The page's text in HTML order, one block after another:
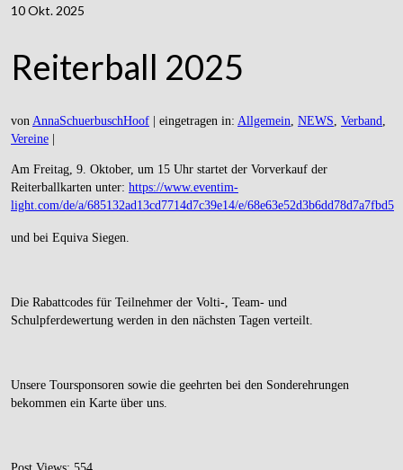
10Okt. 2025
Reiterball 2025
von AnnaSchuerbuschHoof eingetragen in: Allgemein, NEWS, Verband,
Vereine
Am Freitag, 9. Oktober, um 15 Uhr startet der Vorverkauf der
Reiterballkarten unter: https://www.eventim-
light.com/de/a/685132ad13cd7714d7c39e14/e/68e63e52d3b6dd78d7a7fbd5
und bei Equiva Siegen.
Die Rabattcodes für Teilnehmer der Volti-, Team- und
Schulpferdewertung werden in den nächsten Tagen verteilt.
Unsere Toursponsoren sowie die geehrten bei den Sonderehrungen
bekommen ein Karte über uns.